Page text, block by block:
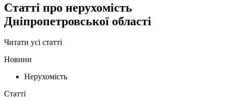
Статті про нерухомість
Дніпропетровської області
Читати усі статті
Новини
Нерухомість
Статті